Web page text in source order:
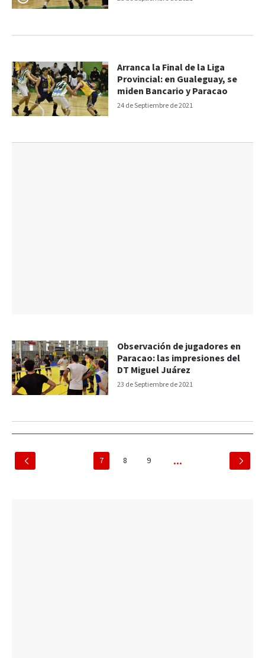
24 de Septiembre de 2021
Arranca la Final de la Liga
Provincial: en Gualeguay, se
miden Bancario y Paracao
23 de Septiembre de 2021
Observación de jugadores en
Paracao: las impresiones del
DT Miguel Juárez
7 8 9